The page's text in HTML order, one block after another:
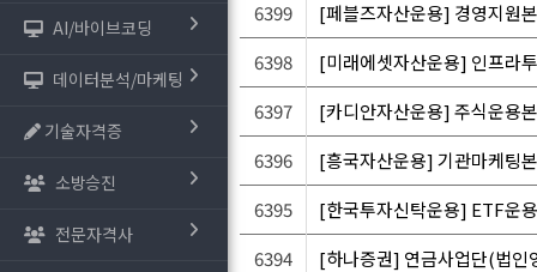
AI/바이브코딩
데이터분석/마케팅
기술자격증
소방승진
전문자격사
6399
[페블즈자산운용] 경영지원
6398
[미래에셋자산운용] 인프라
6397
[카디안자산운용] 주식운용
6396
[흥국자산운용] 기관마케팅
6395
[한국투자신탁운용] ETF운
6394
[하나증권] 연금사업단(법인